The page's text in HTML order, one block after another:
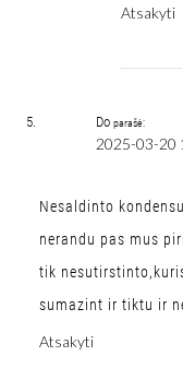
Atsakyti
Do parašė:
2025-03-20
Nesaldinto
nerandu pas mus
tik
sumazint ir tiktu ir
Atsakyti